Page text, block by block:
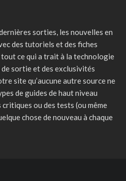
sorties, les nouvelles en
des tutoriels et des fiches
ce qui a trait à la technologie
sortie et des exclusivités
site qu’aucune autre source ne
de guides de haut niveau
ou des tests (ou même
chose de nouveau à chaque